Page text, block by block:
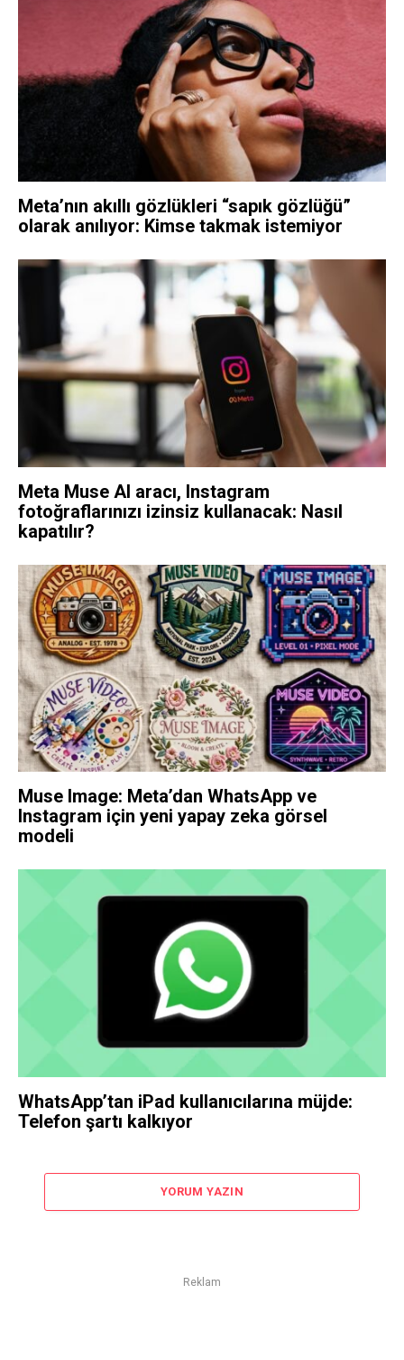
Meta’nın akıllı gözlükleri “sapık gözlüğü”
olarak anılıyor: Kimse takmak istemiyor
Meta Muse AI aracı, Instagram
fotoğraflarınızı izinsiz kullanacak: Nasıl
kapatılır?
Muse Image: Meta’dan WhatsApp ve
Instagram için yeni yapay zeka görsel
modeli
WhatsApp’tan iPad kullanıcılarına müjde:
Telefon şartı kalkıyor
YORUM YAZIN
Reklam